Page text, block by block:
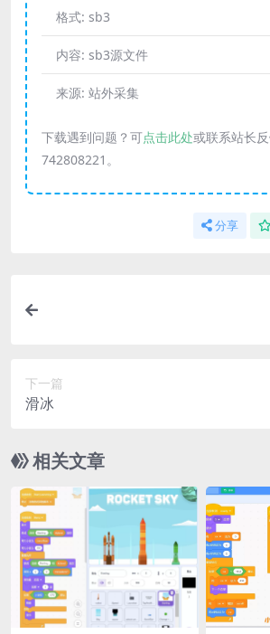
格式: sb3
内容: sb3源文件
来源: 站外采集
下载遇到问题？可点击此处或联系站长
742808221。
分享
下一篇
滑冰
相关文章